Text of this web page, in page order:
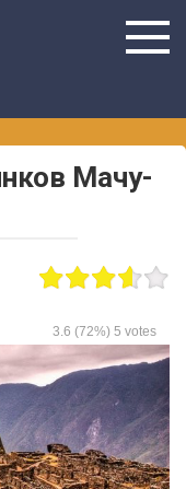
Мачу-
3.6 (72%) 5 votes